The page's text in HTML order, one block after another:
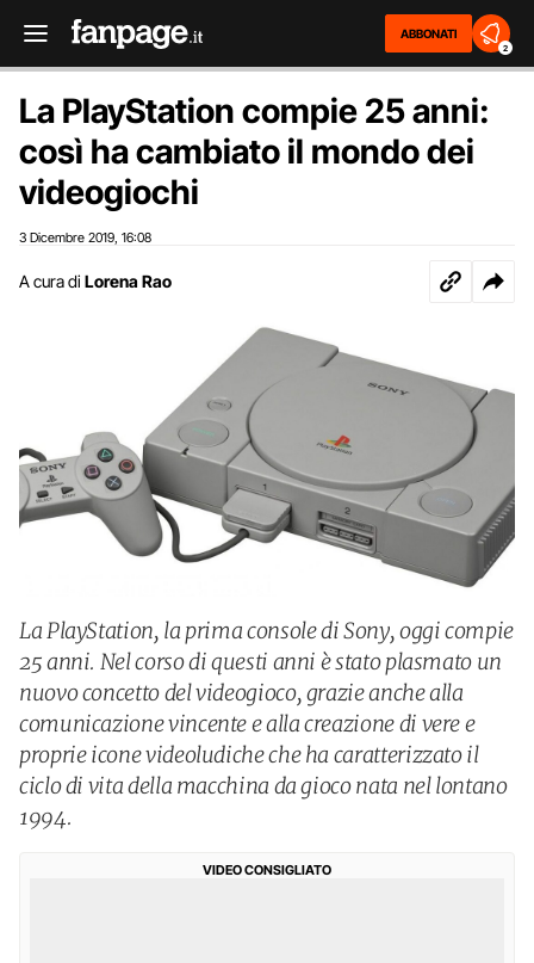
ABBONATI
2
La PlayStation compie 25 anni:
così ha cambiato il mondo dei
videogiochi
3 Dicembre 2019 16:08
A cura di Lorena Rao
La PlayStation, la prima console di Sony, oggi compie
25 anni. Nel corso di questi anni è stato plasmato un
nuovo concetto del videogioco, grazie anche alla
comunicazione vincente e alla creazione di vere e
proprie icone videoludiche che ha caratterizzato il
ciclo di vita della macchina da gioco nata nel lontano
1994.
VIDEO CONSIGLIATO